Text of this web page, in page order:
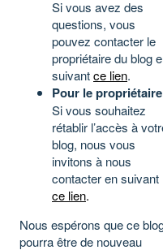
Si vous avez des
questions, vous
pouvez contacter le
propriétaire du blog
suivantce lien.
Pour le propriétaire
Si vous souhaitez
rétablir l’accès à
blog, nous vous
invitons à nous
contacter en suivant
ce lien.
Nous espérons que ce
pourra être de nouveau